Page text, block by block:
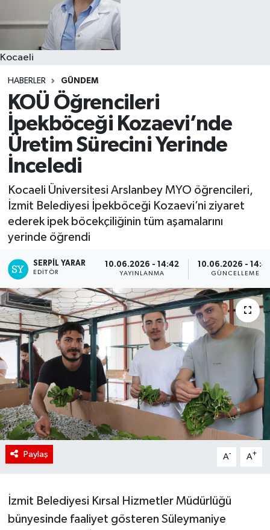
Kocaeli
HABERLER GÜNDEM
KOÜ Öğrencileri
İpekböceği Kozaevi’nde
Üretim Sürecini Yerinde
İnceledi
Kocaeli Üniversitesi Arslanbey MYO öğrencileri,
İzmit Belediyesi İpekböceği Kozaevi’ni ziyaret
ederek ipek böcekçiliğinin tüm aşamalarını
yerinde öğrendi
SERPİL YARAR
EDITÖR
10.06.2026 - 14:42
YAYINLANMA
10.06.2026 -
GÜNCELLEME
Paylaş A- A+
İzmit Belediyesi Kırsal Hizmetler Müdürlüğü
bünyesinde faaliyet gösteren Süleymaniye